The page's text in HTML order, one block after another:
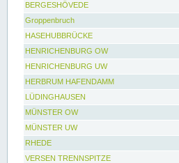
BERGESHÖVEDE
Groppenbruch
HASEHUBBRÜCKE
HENRICHENBURG OW
HENRICHENBURG UW
HERBRUM HAFENDAMM
LÜDINGHAUSEN
MÜNSTER OW
MÜNSTER UW
RHEDE
VERSEN TRENNSPITZE